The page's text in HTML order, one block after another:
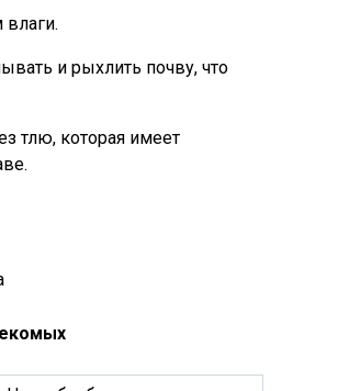
влаги.
и рыхлить почву, что
тлю, которая имеет